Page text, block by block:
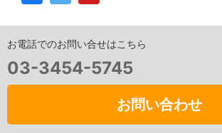
お電話でのお問い合せはこちら
03-3454-5745
お問い合わせ